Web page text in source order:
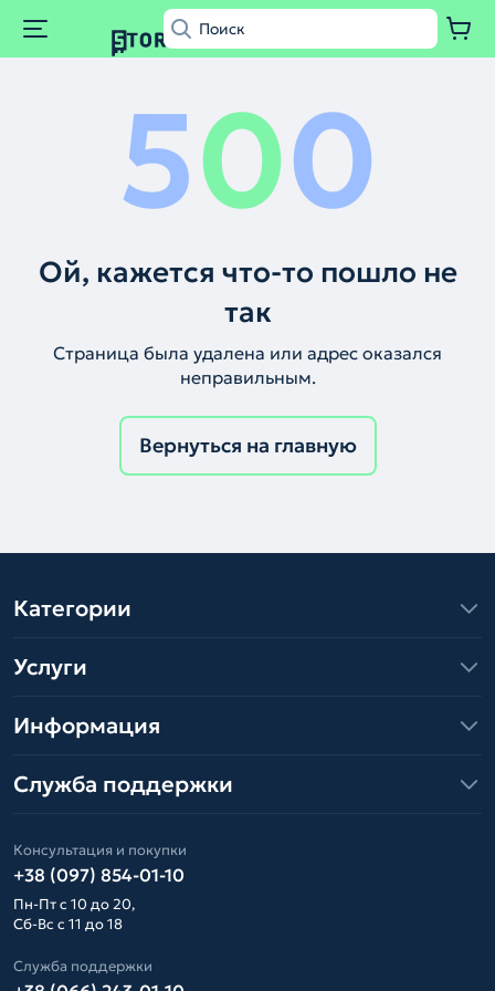
500
Ой, кажется что-то пошло не
так
Страница была удалена или адрес оказался
неправильным.
Вернуться на главную
Категории
Услуги
Информация
Служба поддержки
Консультация и покупки
+38 (097) 854-01-10
Пн-Пт с 10 до 20,
Сб-Вс с 11 до 18
Служба поддержки